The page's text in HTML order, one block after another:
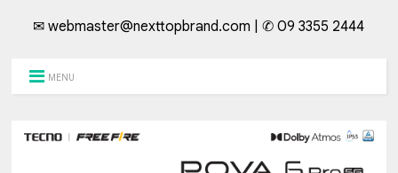
✉ webmaster@nexttopbrand.com | ✆ 09 3355 2444
MENU